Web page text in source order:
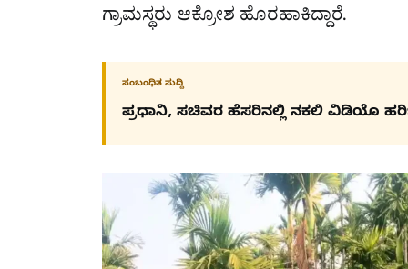
ಗ್ರಾಮಸ್ಥರು ಆಕ್ರೋಶ ಹೊರಹಾಕಿದ್ದಾರೆ.
ಸಂಬಂಧಿತ ಸುದ್ದಿ
ಪ್ರಧಾನಿ, ಸಚಿವರ ಹೆಸರಿನಲ್ಲಿ ನಕಲಿ ವಿಡಿಯೊ